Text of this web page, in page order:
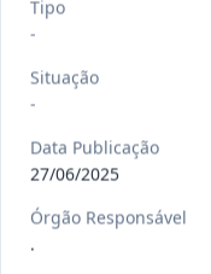
Tipo
-
Situação
-
Data Publicação
27/06/2025
Órgão Responsável
.